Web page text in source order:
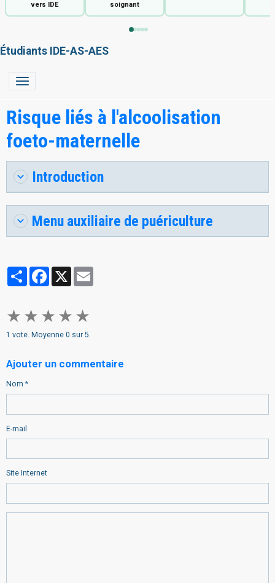
vers IDE
soignant
Étudiants IDE-AS-AES
Risque liés à l'alcoolisation
foeto-maternelle
Introduction
Menu auxiliaire de puériculture
PartagerFacebook
★ ★ ★ ★ ★
1 vote. Moyenne 0 sur 5.
Ajouter un commentaire
Nom
E-mail
Site Internet